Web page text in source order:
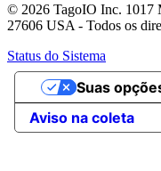
© 2026 TagoIO Inc. 1017
27606 USA - Todos os
Status do Sistema
Aviso na coleta
Suas